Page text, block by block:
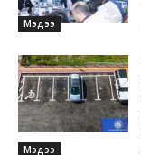
Мэдээ
Мэдээ